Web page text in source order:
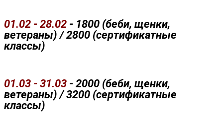
01.02 - 28.02 - 1800 (беби, щенки,
ветераны) / 2800 (сертификатные
классы)
01.03 - 31.03 - 2000 (беби, щенки,
ветераны) / 3200 (сертификатные
классы)